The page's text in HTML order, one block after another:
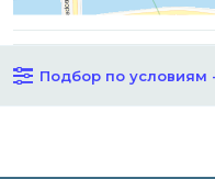
Подбор по условиям